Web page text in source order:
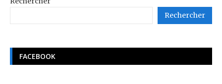
Rechercher
FACEBOOK